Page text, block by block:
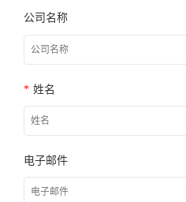
公司名称
* 姓名
电子邮件